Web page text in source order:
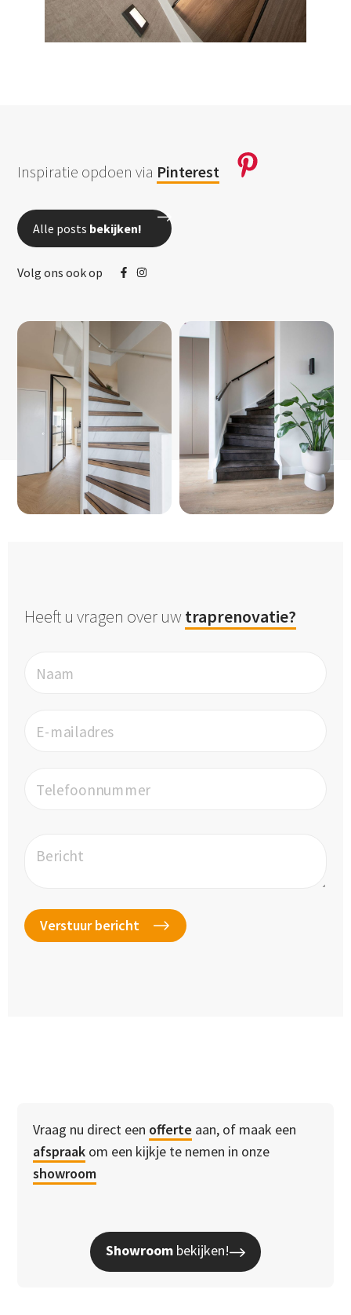
Inspiratie opdoen via Pinterest
Alle posts bekijken!
Volg ons ook op
Heeft u vragen over uwtraprenovatie?
Naam
E-mailadres
Telefoonnummer
Bericht
Vraag nu direct een offerte aan, of maak een
afspraak om een kijkje te nemen in onze
showroom
Showroom bekijken!